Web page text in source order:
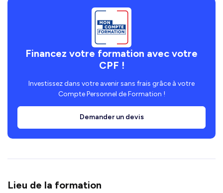
Financez votre formation avec votre
CPF !
Investissez dans votre avenir sans frais grâce à votre
Compte Personnel de Formation !
Demander un devis
Lieu de la formation